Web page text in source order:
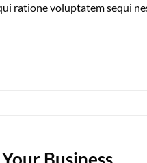
ratione voluptatem sequi